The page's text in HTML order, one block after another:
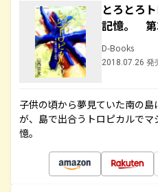
とろとろ
記憶。 第
D-Books
2018.07.26 発
子供の頃から夢見ていた南の
が、島で出合うトロピカルで
憶。